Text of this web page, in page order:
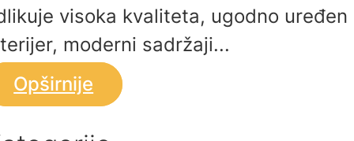
visoka kvaliteta, ugodno uređen
moderni sadržaji...
Opširnije